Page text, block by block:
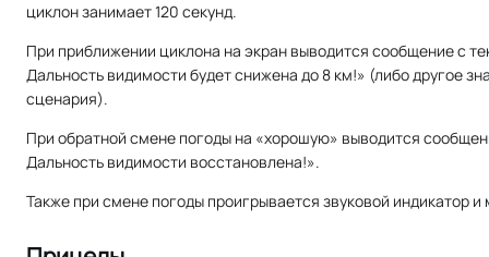
циклон занимает 120 секунд.
При приближении циклона на экран выводится сообщение с
Дальность видимости будет снижена до 8 км!» (либо другое
сценария).
При обратной смене погоды на «хорошую» выводится
Дальность видимости восстановлена!».
Также при смене погоды проигрывается звуковой индикатор